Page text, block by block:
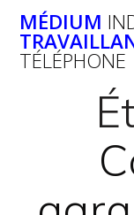
MÉDIUM
TÉLÉPHONE